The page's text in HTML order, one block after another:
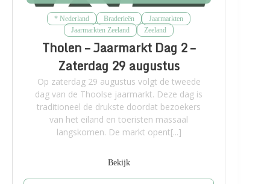
* Nederland Braderieën
Jaarmarkten
Jaarmarkten Zeeland
Zeeland
Tholen – Jaarmarkt Dag 2 –
Zaterdag 29 augustus
Op zaterdag 29 augustus volgt de tweede
dag van de Thoolse jaarmarkt. Deze dag is
traditioneel de drukste doordat bezoekers
van het eiland en toeristen massaal
langskomen. De markt opent[...]
Bekijk